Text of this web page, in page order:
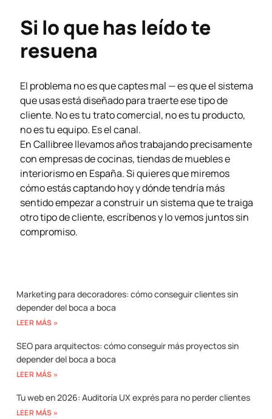
Si lo que has leído te
resuena
El problema no es que captes mal — es que el sistema
que usas está diseñado para traerte ese tipo de
cliente. No es tu trato comercial, no es tu producto,
no es tu equipo. Es el canal.
En Callibree llevamos años trabajando precisamente
con empresas de cocinas, tiendas de muebles e
interiorismo en España. Si quieres que miremos
cómo estás captando hoy y dónde tendría más
sentido empezar a construir un sistema que te traiga
otro tipo de cliente, escríbenos y lo vemos juntos sin
compromiso.
Marketing para decoradores: cómo conseguir clientes sin
depender del boca a boca
LEER MÁS »
SEO para arquitectos: cómo conseguir más proyectos sin
depender del boca a boca
LEER MÁS »
Tu web en 2026: Auditoría UX exprés para no perder clientes
LEER MÁS »